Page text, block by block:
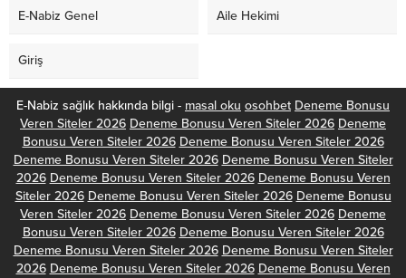
E-Nabiz Genel Aile Hekimi
Giriş
E-Nabiz sağlık hakkında bilgi - masal oku osohbet Deneme Bonusu
Veren Siteler 2026 Deneme Bonusu Veren Siteler 2026 Deneme
Bonusu Veren Siteler 2026 Deneme Bonusu Veren Siteler 2026
Deneme Bonusu Veren Siteler 2026 Deneme Bonusu Veren Siteler
2026 Deneme Bonusu Veren Siteler 2026 Deneme Bonusu Veren
Siteler 2026 Deneme Bonusu Veren Siteler 2026 Deneme Bonusu
Veren Siteler 2026 Deneme Bonusu Veren Siteler 2026 Deneme
Bonusu Veren Siteler 2026 Deneme Bonusu Veren Siteler 2026
Deneme Bonusu Veren Siteler 2026 Deneme Bonusu Veren Siteler
2026 Deneme Bonusu Veren Siteler 2026 Deneme Bonusu Veren